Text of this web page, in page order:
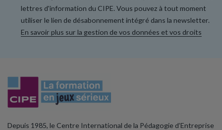
lettres d'information du CIPE. Vous pouvez à tout moment
utiliser le lien de désabonnement intégré dans la newsletter.
En savoir plus sur la gestion de vos données et vos droits
Depuis 1985, le Centre International de la Pédagogie d’Entreprise